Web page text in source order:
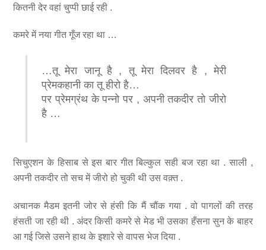
कितनी देर वहां चुप्पी छाई रही .
कमरे में नया गीत गूँज रहा था …
…तू मेरा जानू है , तू मेरा दिलवर है , मेरी
प्रेमकहानी का तू हीरो है…
पर प्रेमग्रंथ के पन्नो पर , अपनी तकदीर तो जीरो
है …
सिचुएशन के हिसाब से इस बार गीत बिल्कुल सही बज रहा था . साली ,
अपनी तकदीर तो सच में जीरो हो चुकी थी उस वक़्त .
अचानक मैडम इतनी जोर से हंसी कि मैं चौंक गया . वो पागलों की तरह
हंसती जा रही थी . अंदर किसी कमरे से मेड भी उसका हँसना सुन के बाहर
आ गई जिसे उसने हाथ के इशारे से वापस भेज दिया .